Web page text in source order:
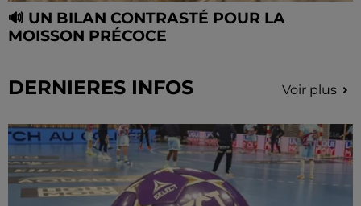
🔊 UN BILAN CONTRASTÉ POUR LA
MOISSON PRÉCOCE
DERNIERES INFOS Voir plus